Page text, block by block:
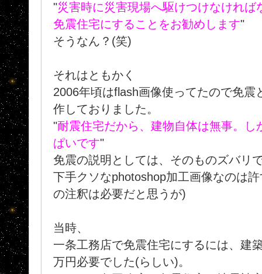
"災害時に災害現場へ駆けつけなければ
免震住宅にすることをお勧めします"
そうなん？(笑)
それはともかく
2006年頃はflash画像使ってたので免震
作しておりました。
"耐震住宅だから、建物自体は無事。し
ぱいです"
免震の説明としては、そのものズバリ
下手クソなphotoshop加工画像なのは
の注釈は必要だと思うが)
当時、
一条工務店で免震住宅にするには、建
万円必要でした(らしい)。